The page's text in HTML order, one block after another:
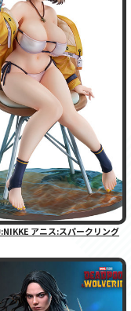
アニス:スパークリング